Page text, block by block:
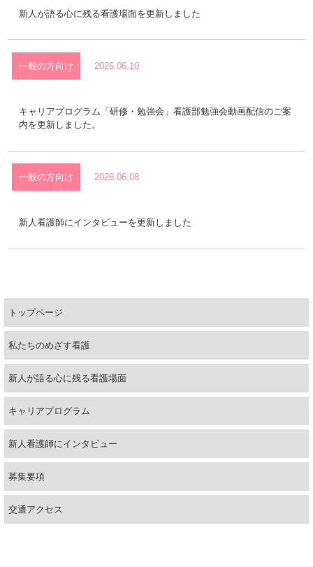
新人が語る心に残る看護場面を更新しました
一般の方向け 2026.06.10
キャリアプログラム「研修・勉強会」看護部勉強会動画配信のご案
内を更新しました。
一般の方向け 2026.06.08
新人看護師にインタビューを更新しました
トップページ
私たちのめざす看護
看護部理念・看護部長挨拶
専門看護師・認定看護師の紹介
出身校一覧
新人が語る心に残る看護場面
キャリアプログラム
キャリア開発支援
新人看護師にインタビュー
募集要項
問い合わせ・資料請求
交通アクセス